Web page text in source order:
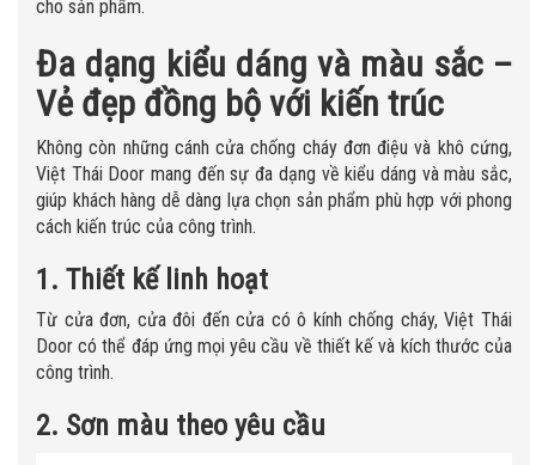
cho sản phẩm.
Đa dạng kiểu dáng và màu sắc –
Vẻ đẹp đồng bộ với kiến trúc
Không còn những cánh cửa chống cháy đơn điệu và khô cứng,
Việt Thái Door mang đến sự đa dạng về kiểu dáng và màu sắc,
giúp khách hàng dễ dàng lựa chọn sản phẩm phù hợp với phong
cách kiến trúc của công trình.
1. Thiết kế linh hoạt
Từ cửa đơn, cửa đôi đến cửa có ô kính chống cháy, Việt Thái
Door có thể đáp ứng mọi yêu cầu về thiết kế và kích thước của
công trình.
2. Sơn màu theo yêu cầu